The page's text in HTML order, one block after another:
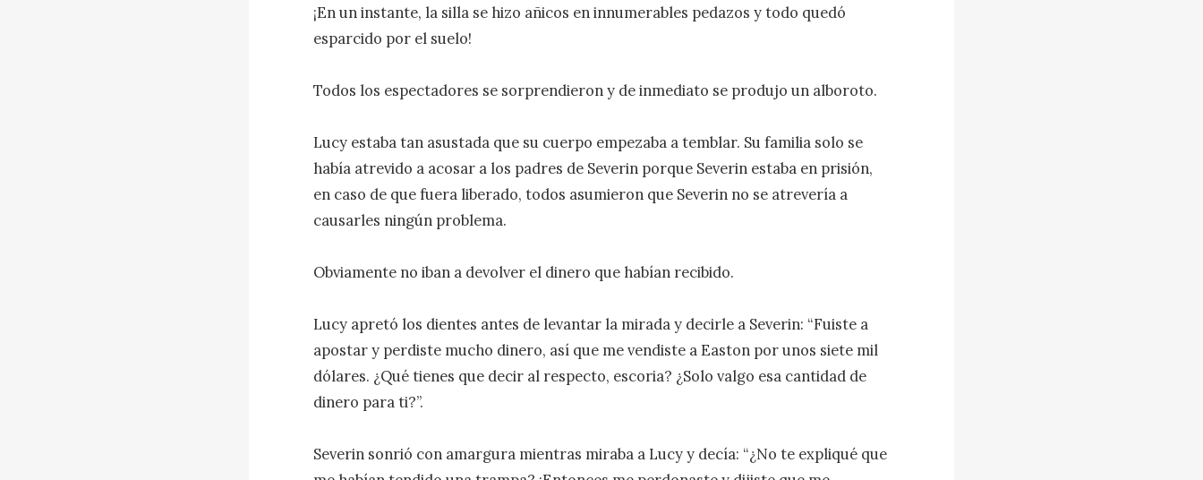
¡En un instante, la silla se hizo añicos en innumerables pedazos y todo quedó
esparcido por el suelo!
Todos los espectadores se sorprendieron y de inmediato se produjo un alboroto.
Lucy estaba tan asustada que su cuerpo empezaba a temblar. Su familia solo se
había atrevido a acosar a los padres de Severin porque Severin estaba en prisión,
en caso de que fuera liberado, todos asumieron que Severin no se atrevería a
causarles ningún problema.
Obviamente no iban a devolver el dinero que habían recibido.
Lucy apretó los dientes antes de levantar la mirada y decirle a Severin: “Fuiste a
apostar y perdiste mucho dinero, así que me vendiste a Easton por unos siete mil
dólares. ¿Qué tienes que decir al respecto, escoria? ¿Solo valgo esa cantidad de
dinero para ti?”.
Severin sonrió con amargura mientras miraba a Lucy y decía: “¿No te expliqué que